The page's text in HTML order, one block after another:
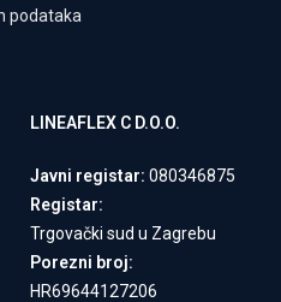
podataka
LINEAFLEX C D.O.O.
Javni registar: 080346875
Registar:
Trgovački sud u Zagrebu
Porezni broj:
HR69644127206